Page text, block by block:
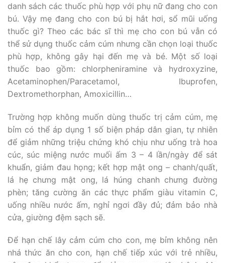
danh sách các thuốc phù hợp với phụ nữ đang cho con
bú. Vậy mẹ đang cho con bú bị hắt hơi, sổ mũi uống
thuốc gì? Theo các bác sĩ thì mẹ cho con bú vẫn có
thể sử dụng thuốc cảm cúm nhưng cần chọn loại thuốc
phù hợp, không gây hại đến mẹ và bé. Một số loại
thuốc bao gồm: chlorpheniramine và hydroxyzine,
Acetaminophen/Paracetamol, Ibuprofen,
Dextromethorphan, Amoxicillin…
Trường hợp không muốn dùng thuốc trị cảm cúm, mẹ
bỉm có thể áp dụng 1 số biện pháp dân gian, tự nhiên
để giảm những triệu chứng khó chịu như uống trà hoa
cúc, súc miệng nước muối ấm 3 – 4 lần/ngày để sát
khuẩn, giảm đau họng; kết hợp mật ong – chanh/quất,
lá hẹ chưng mật ong, lá húng chanh chưng đường
phèn; tăng cường ăn các thực phẩm giàu vitamin C,
uống nhiều nước ấm, nghỉ ngơi đầy đủ; đảm bảo nhà
cửa, giường đệm sạch sẽ.
Để hạn chế lây cảm cúm cho con, mẹ bỉm không nên
nhá thức ăn cho con, hạn chế tiếp xúc với trẻ nhiều,